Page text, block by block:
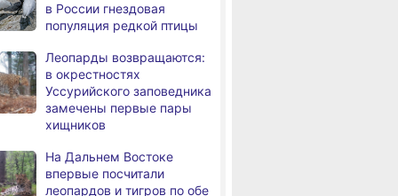
В Хабаровске из горящей
квартиры на Чехова
В трёх районах
Хабаровского края
установился высокий класс
пожарной опасности
В угледобывающем районе
Хабаровского края
в России гнездовая
популяция редкой птицы
Леопарды возвращаются:
в окрестностях
Уссурийского заповедника
замечены первые пары
хищников
На Дальнем Востоке
впервые посчитали
леопардов и тигров по обе